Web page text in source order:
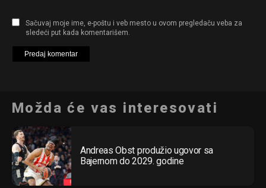
Sačuvaj moje ime, e-poštu i veb mesto u ovom pregledaču veba za
sledeći put kada komentarišem.
Možda će vas interesovati
Andreas Obst produžio ugovor sa
Bajernom do 2029. godine